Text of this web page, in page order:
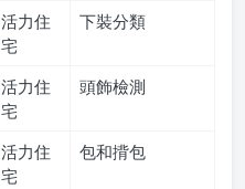
活力住
宅
下裝分類
活力住
宅
頭飾檢測
活力住
宅
包和揹包